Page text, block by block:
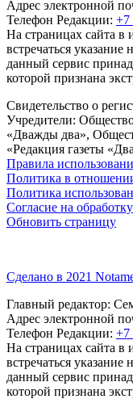
Адрес электронной
Телефон Редакции: +7
На страницах сайта
встречаться
данный сервис
которой признана
Свидетельство о
Учредители:
«Дважды два»,
«Редакция газеты
Правила
Политика в
Политика
Согласие на
Обновить страницу
Сделано в 2021
Главный редактор:
Адрес электронной
Телефон Редакции: +7
На страницах сайта
встречаться
данный сервис
которой признана